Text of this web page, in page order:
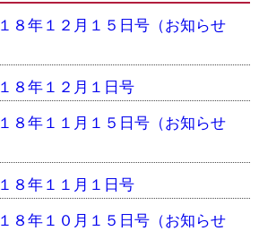
８年１２月１５日号（お知らせ
８年１２月１日号
８年１１月１５日号（お知らせ
８年１１月１日号
８年１０月１５日号（お知らせ